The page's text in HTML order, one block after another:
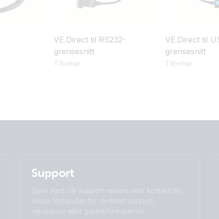
VE.Direct til RS232-
grensesnitt
Tilbehør
VE.Direct til
grensesnitt
Tilbehør
Support
Sjekk med vår support ressurs eller kontakt din
lokale forhandler for dedikert support,
reparasjon eller garantiforespørsel.